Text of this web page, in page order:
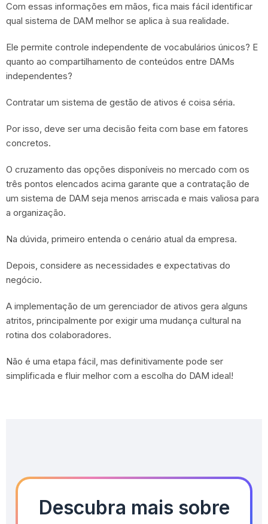
Com essas informações em mãos, fica mais fácil identificar
qual sistema de DAM melhor se aplica à sua realidade.
Ele permite controle independente de vocabulários únicos? E
quanto ao compartilhamento de conteúdos entre DAMs
independentes?
Contratar um sistema de gestão de ativos é coisa séria.
Por isso, deve ser uma decisão feita com base em fatores
concretos.
O cruzamento das opções disponíveis no mercado com os
três pontos elencados acima garante que a contratação de
um sistema de DAM seja menos arriscada e mais valiosa para
a organização.
Na dúvida, primeiro entenda o cenário atual da empresa.
Depois, considere as necessidades e expectativas do
negócio.
A implementação de um gerenciador de ativos gera alguns
atritos, principalmente por exigir uma mudança cultural na
rotina dos colaboradores.
Não é uma etapa fácil, mas definitivamente pode ser
simplificada e fluir melhor com a escolha do DAM ideal!
Descubra mais sobre